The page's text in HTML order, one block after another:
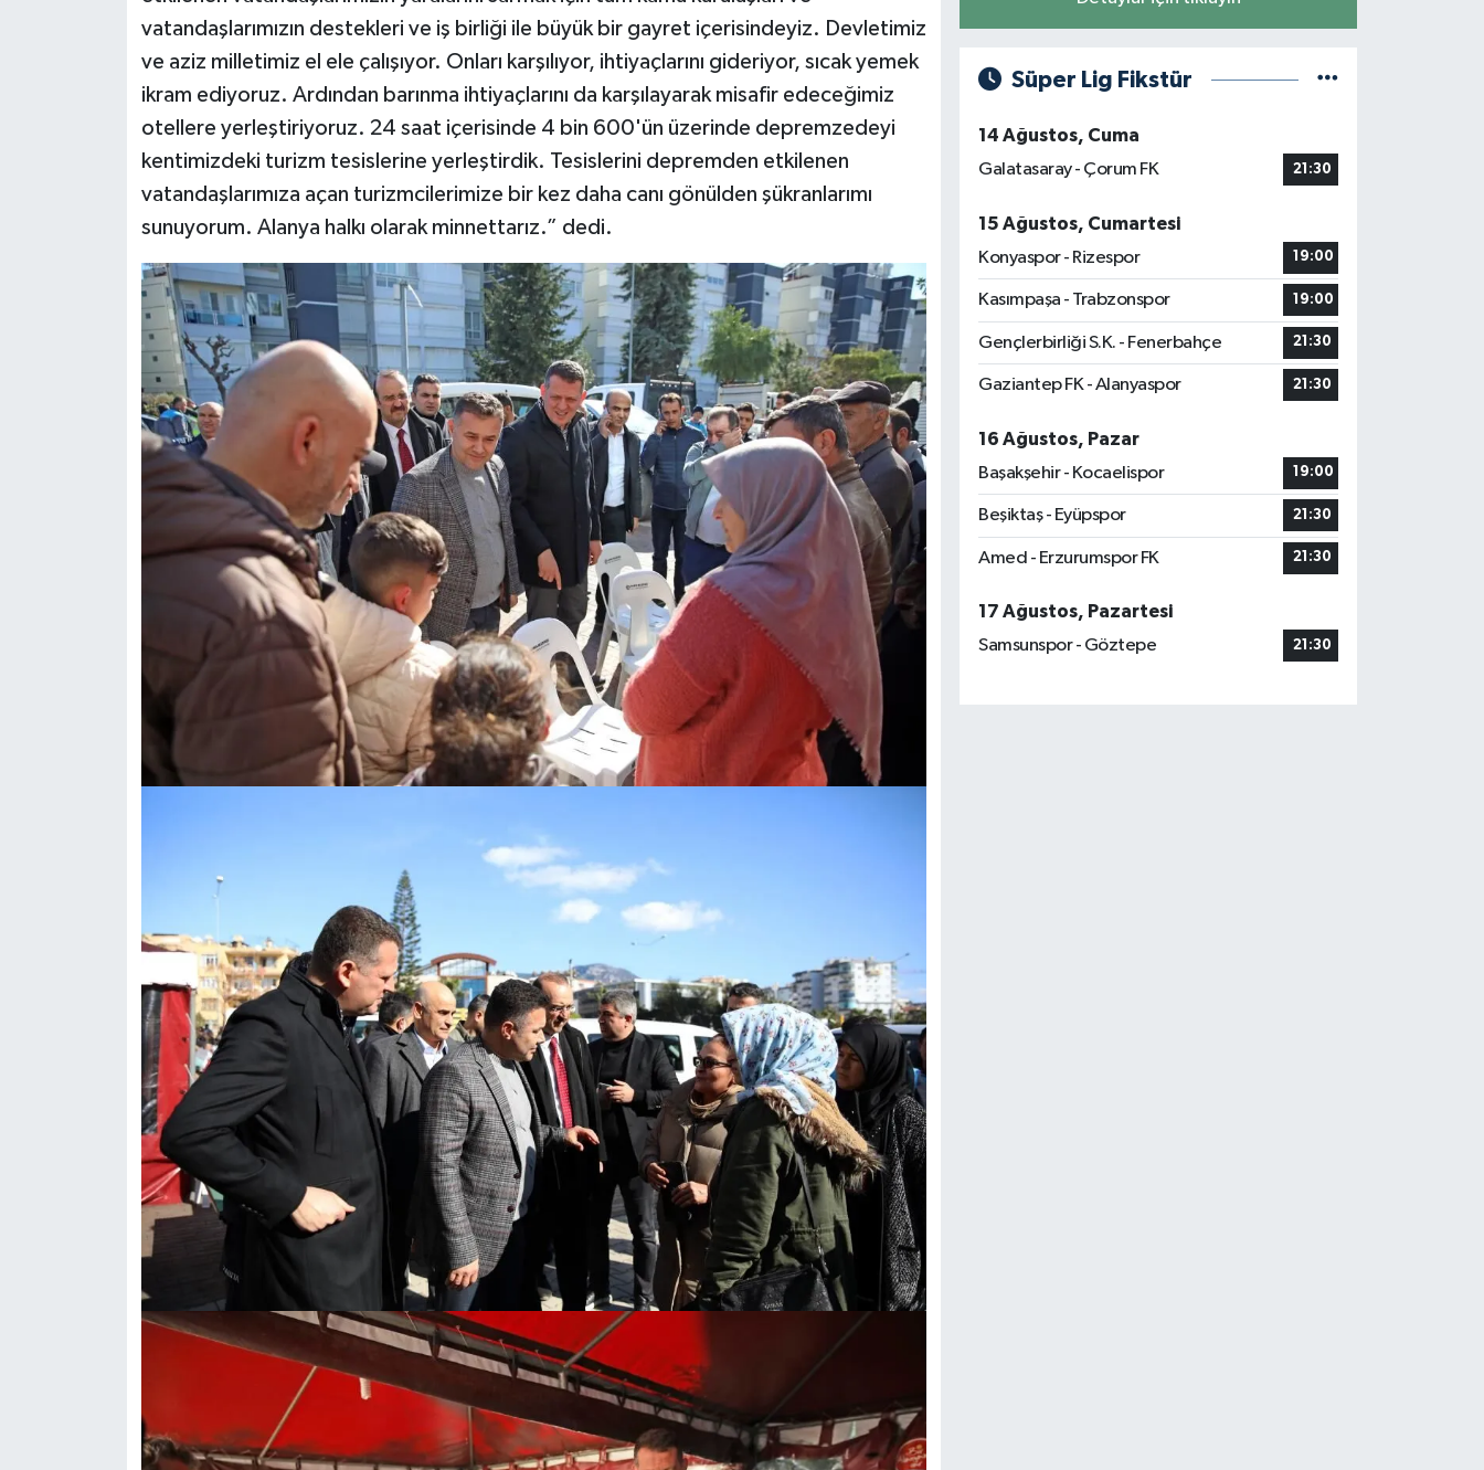
vatandaşlarımızın destekleri ve iş birliği ile büyük bir gayret içerisindeyiz. Devletimiz
ve aziz milletimiz el ele çalışıyor. Onları karşılıyor, ihtiyaçlarını gideriyor, sıcak yemek
ikram ediyoruz. Ardından barınma ihtiyaçlarını da karşılayarak misafir edeceğimiz
otellere yerleştiriyoruz. 24 saat içerisinde 4 bin 600'ün üzerinde depremzedeyi
kentimizdeki turizm tesislerine yerleştirdik. Tesislerini depremden etkilenen
vatandaşlarımıza açan turizmcilerimize bir kez daha canı gönülden şükranlarımı
sunuyorum. Alanya halkı olarak minnettarız.” dedi.
Süper Lig Fikstür
14 Ağustos, Cuma
Galatasaray - Çorum FK
21:30
15 Ağustos, Cumartesi
Konyaspor - Rizespor
19:00
Kasımpaşa - Trabzonspor 19:00
Gençlerbirliği S.K. - Fenerbahçe 21:30
Gaziantep FK - Alanyaspor 21:30
16 Ağustos, Pazar
Başakşehir - Kocaelispor
19:00
Beşiktaş - Eyüpspor 21:30
Amed - Erzurumspor FK 21:30
17 Ağustos, Pazartesi
Samsunspor - Göztepe
21:30